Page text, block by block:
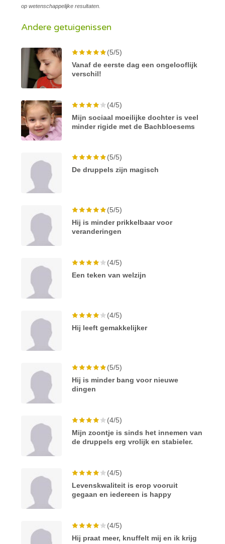
op wetenschappelijke resultaten.
Andere getuigenissen
(5/5)
Vanaf de eerste dag een ongelooflijk
verschil!
(4/5)
Mijn sociaal moeilijke dochter is veel
minder rigide met de Bachbloesems
(5/5)
De druppels zijn magisch
(5/5)
Hij is minder prikkelbaar voor
veranderingen
(4/5)
Een teken van welzijn
(4/5)
Hij leeft gemakkelijker
(5/5)
Hij is minder bang voor nieuwe
dingen
(4/5)
Mijn zoontje is sinds het innemen van
de druppels erg vrolijk en stabieler.
(4/5)
Levenskwaliteit is erop vooruit
gegaan en iedereen is happy
(4/5)
Hij praat meer, knuffelt mij en ik krijg